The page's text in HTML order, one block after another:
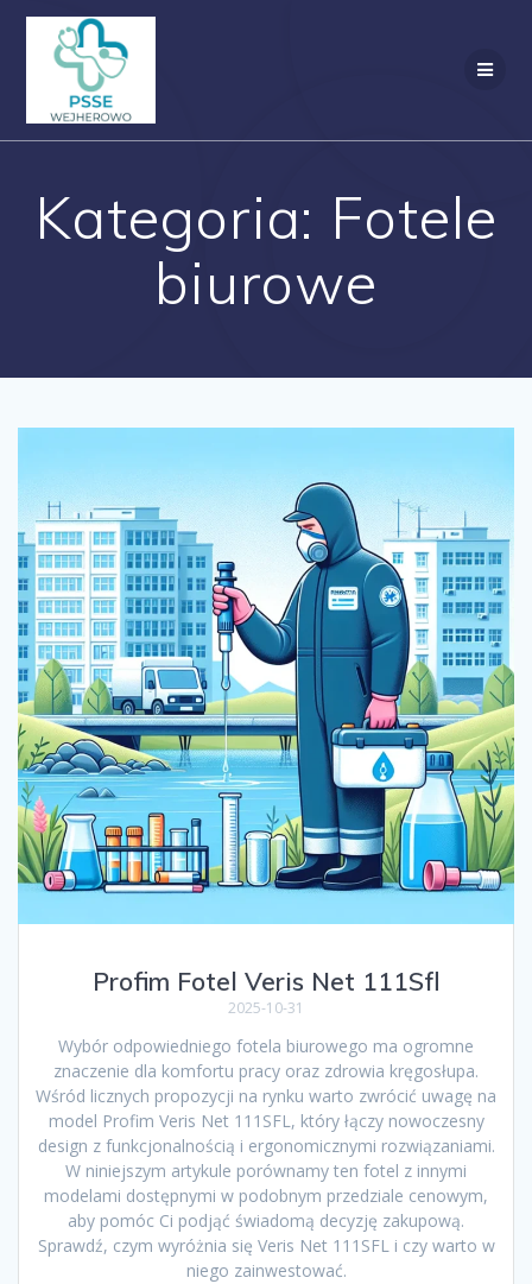
Kategoria: Fotele
biurowe
Profim Fotel Veris Net 111Sfl
2025-10-31
Wybór odpowiedniego fotela biurowego ma ogromne
znaczenie dla komfortu pracy oraz zdrowia kręgosłupa.
Wśród licznych propozycji na rynku warto zwrócić uwagę na
model Profim Veris Net 111SFL, który łączy nowoczesny
design z funkcjonalnością i ergonomicznymi rozwiązaniami.
W niniejszym artykule porównamy ten fotel z innymi
modelami dostępnymi w podobnym przedziale cenowym,
aby pomóc Ci podjąć świadomą decyzję zakupową.
Sprawdź, czym wyróżnia się Veris Net 111SFL i czy warto w
niego zainwestować.